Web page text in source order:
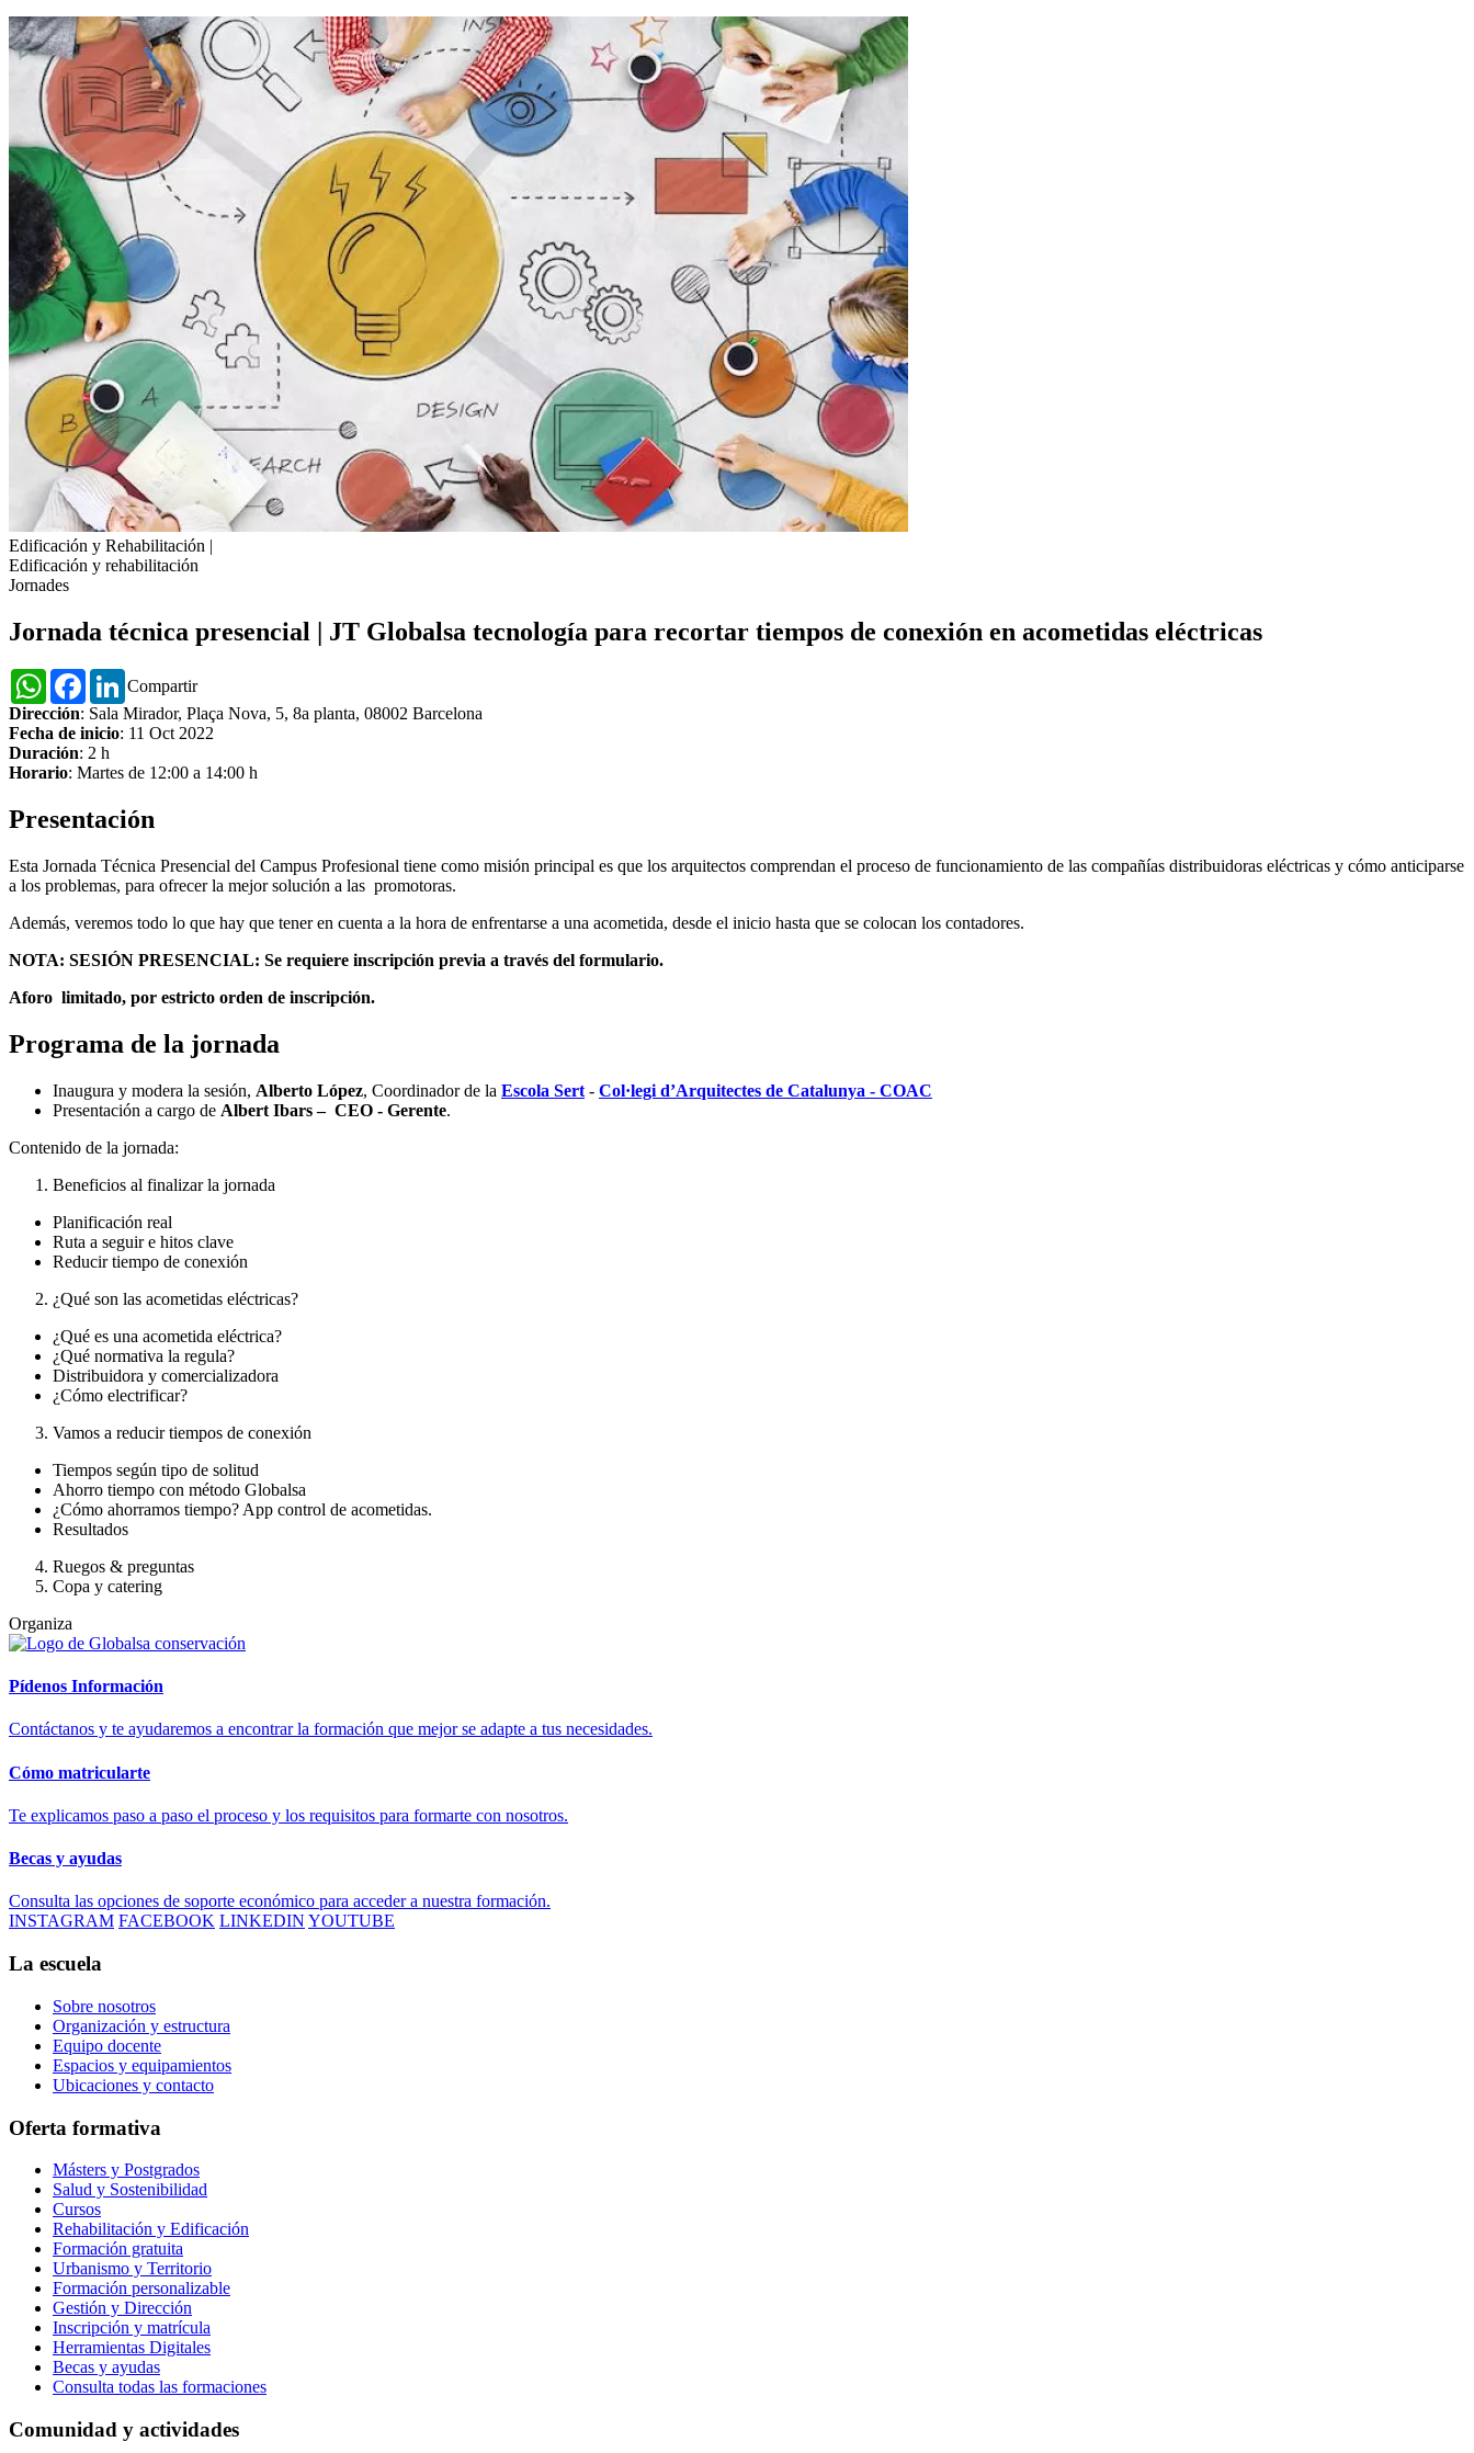
Edificación y Rehabilitación |
Edificación y rehabilitación
Jornades
Jornada técnica presencial | JT Globalsa tecnología para recortar tiempos de conexión en acometidas eléctricas
Compartir
WhatsAppFacebookLinkedIn
Dirección: Sala Mirador, Plaça Nova, 5, 8a planta, 08002 Barcelona
Fecha de inicio: 11 Oct 2022
Duración: 2 h
Horario: Martes de 12:00 a 14:00 h
Presentación
Esta Jornada Técnica Presencial del Campus Profesional tiene como misión principal es que los arquitectos comprendan el proceso de funcionamiento de las compañías distribuidoras eléctricas y cómo anticiparse
a los problemas, para ofrecer la mejor solución a las promotoras.
Además, veremos todo lo que hay que tener en cuenta a la hora de enfrentarse a una acometida, desde el inicio hasta que se colocan los contadores.
NOTA: SESIÓN PRESENCIAL: Se requiere inscripción previa a través del formulario.
Aforo limitado, por estricto orden de inscripción.
Programa de la jornada
Inaugura y modera la sesión, Alberto López, Coordinador de la Escola Sert - Col·legi d’Arquitectes de Catalunya - COAC
Presentación a cargo de Albert Ibars – CEO - Gerente.
Contenido de la jornada:
Beneficios al finalizar la jornada
Planificación real
Ruta a seguir e hitos clave
Reducir tiempo de conexión
¿Qué son las acometidas eléctricas?
¿Qué es una acometida eléctrica?
¿Qué normativa la regula?
Distribuidora y comercializadora
¿Cómo electrificar?
Vamos a reducir tiempos de conexión
Tiempos según tipo de solitud
Ahorro tiempo con método Globalsa
¿Cómo ahorramos tiempo? App control de acometidas.
Resultados
Ruegos & preguntas
Copa y catering
Organiza
Pídenos Información
Contáctanos y te ayudaremos a encontrar la formación que mejor se adapte a tus necesidades.
Cómo matricularte
Te explicamos paso a paso el proceso y los requisitos para formarte con nosotros.
Becas y ayudas
Consulta las opciones de soporte económico para acceder a nuestra formación.
INSTAGRAM FACEBOOK LINKEDIN YOUTUBE
La escuela
Sobre nosotros
Organización y estructura
Equipo docente
Espacios y equipamientos
Ubicaciones y contacto
Oferta formativa
Másters y Postgrados
Salud y Sostenibilidad
Cursos
Rehabilitación y Edificación
Formación gratuita
Urbanismo y Territorio
Formación personalizable
Gestión y Dirección
Inscripción y matrícula
Herramientas Digitales
Becas y ayudas
Consulta todas las formaciones
Comunidad y actividades